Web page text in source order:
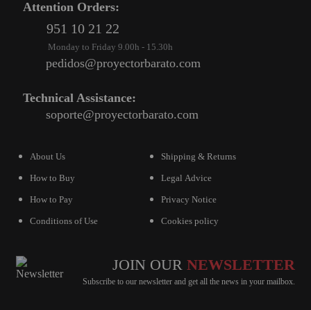
Attention Orders:
951 10 21 22
Monday to Friday 9.00h - 15.30h
pedidos@proyectorbarato.com
Technical Assistance:
soporte@proyectorbarato.com
About Us
How to Buy
How to Pay
Conditions of Use
Shipping & Returns
Legal Advice
Privacy Notice
Cookies policy
JOIN OUR NEWSLETTER
Subscribe to our newsletter and get all the news in your mailbox.